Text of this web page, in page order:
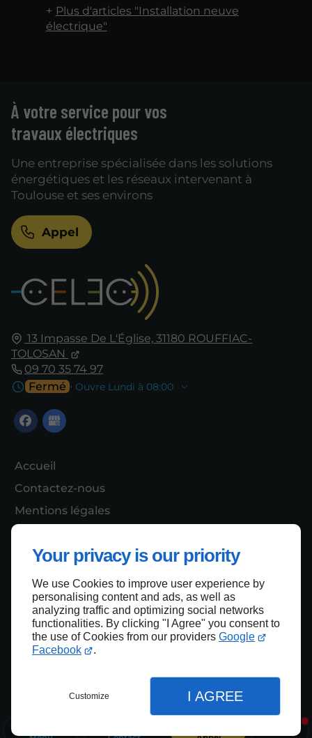
Your privacy is our priority
We use Cookies to improve user experience by
personalising content and ads, as well as
analyzing traffic and optimizing social networks
functionalities. By clicking "I Agree" you consent to
the use of Cookies from our providers Google
Facebook
.
Customize I AGREE
Plus d'articles "Installation neuve
électrique"
13 Impasse De L'Église, 31180 ROUFFIAC-
TOLOSAN
09 70 35 74 97
Fermé ⋅ Ouvre Lundi à 08:00
Accueil
Contactez-nous
Mentions légales
À votre service pour vos
travaux électriques
Une entreprise spécialisée dans les solutions
énergétiques et les réseaux intervenant à
Toulouse et ses environs
Appel
Haut de page